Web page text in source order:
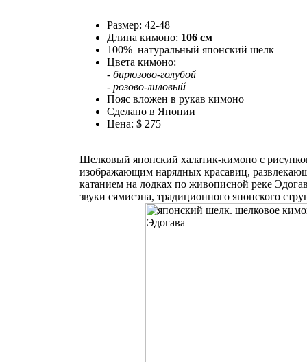
Размер: 42-48
Длина кимоно: 106 см
100% натуральный японский шелк
Цвета кимоно:
- бирюзово-голубой
- розово-лиловый
Пояс вложен в рукав кимоно
Сделано в Японии
Цена: $ 275
Шелковый японский халатик-кимоно с
изображающим нарядных красавиц,
катанием на лодках по живописной реке
звуки сямисэна, традиционного японского